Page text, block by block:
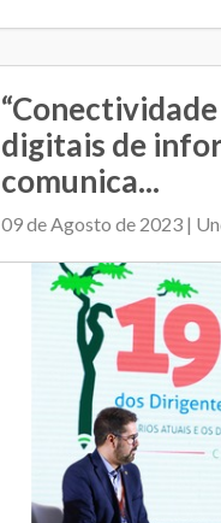
Regime de colaboração
digitais de
comunica...
09 de Agosto de 2023 |